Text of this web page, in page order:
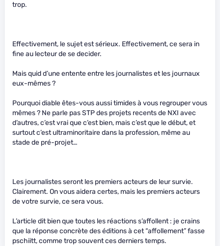
trop.
Effectivement, le sujet est sérieux. Effectivement, ce sera in
fine au lecteur de se decider.
Mais quid d’une entente entre les journalistes et les journaux
eux-mêmes ?
Pourquoi diable êtes-vous aussi timides à vous regrouper vous
mêmes ? Ne parle pas STP des projets recents de NXI avec
d’autres, c’est vrai que c’est bien, mais c’est que le début, et
surtout c’est ultraminoritaire dans la profession, même au
stade de pré-projet…
Les journalistes seront les premiers acteurs de leur survie.
Clairement. On vous aidera certes, mais les premiers acteurs
de votre survie, ce sera vous.
L’article dit bien que toutes les réactions s’affollent : je crains
que la réponse concrète des éditions à cet “affollement” fasse
pschiitt, comme trop souvent ces derniers temps.